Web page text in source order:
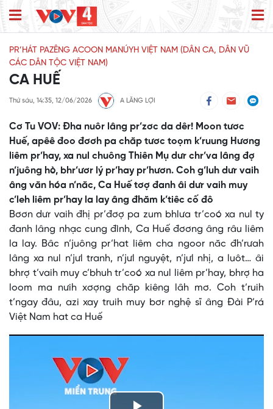
PR’HÁT PAZÊNG ACOON MANÚYH VIỆT NAM (DÂN CA, DÂN VŨ
CÁC DÂN TỘC VIỆT NAM)
CA HUẾ
Thứ sáu, 14:35, 12/06/2026 A LĂNG LỢI
Cơ Tu VOV: Đha nuôr lâng pr’zơc da dêr! Moon tươc
Huế, apêê đoo đơơh pa chăp tươc toọm k’ruung Hương
liêm pr’hay, xa nul chuông Thiên Mụ dưr chr’va lâng đợ
n’juông hò, bhr’ươr lý pr’hay pr’hươn. Coh g’luh dưr vaih
âng văn hóa n’năc, Ca Huế tơợ đanh âi dưr vaih muy
c’leh liêm pr’hay la lay âng đhăm k’tiêc cố đô
Bơơn dưr vaih đhị pr’đơợ pa zum bhlưa tr’coó xa nul ty
đanh lâng nhạc cung đình, Ca Huế đơơng âng râu liêm
la lay. Bâc n’juông pr’hat liêm cha ngoor năc đh’rưah
lâng xa nul n’jưl tranh, n’jưl nguyệt, n’jưl nhị, a luôt… âi
bhrợ t’vaih muy c’bhuh tr’coó xa nul liêm pr’hay, bhrợ ha
loom ma nưih xơợng chăp kiêng lâh mơ. Coh t’ruih
t’ngay đâu, azi xay truih muy bơr nghệ sĩ âng Đài P’rá
Việt Nam hat ca Huế